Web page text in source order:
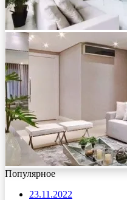
Популярное
23.11.2022